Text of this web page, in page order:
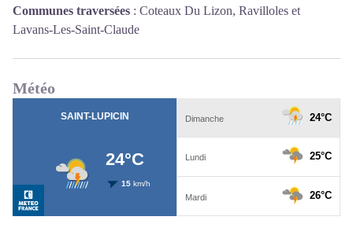
Communes traversées : Coteaux Du Lizon, Ravilloles et
Lavans-Les-Saint-Claude
Météo